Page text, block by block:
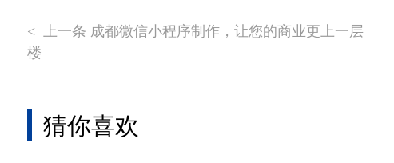
<
上一条 成都微信小程序制作，让您的商业更上一层
楼
猜你喜欢